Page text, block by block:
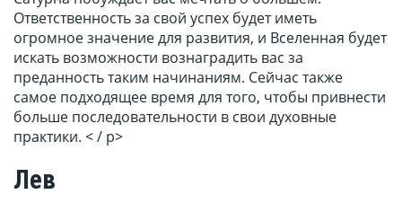
Ответственность за свой успех будет иметь
огромное значение для развития, и Вселенная будет
искать возможности вознаградить вас за
преданность таким начинаниям. Сейчас также
самое подходящее время для того, чтобы привнести
больше последовательности в свои духовные
практики. < / p>
Лев